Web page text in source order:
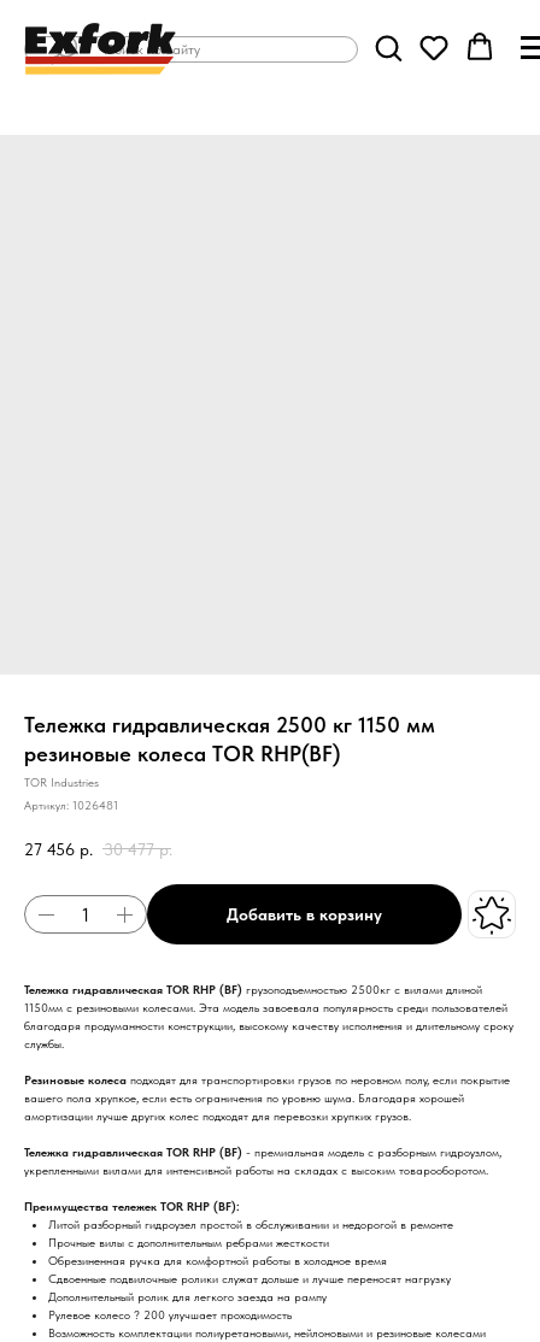
Тележка гидравлическая 2500 кг 1150 мм
резиновые колеса TOR RHP(BF)
TOR Industries
Артикул: 1026481
27 456 р. 30 477 р.
Добавить в корзину
Тележка гидравлическая TOR RHP (BF) грузоподъемностью 2500кг с вилами длиной
1150мм с резиновыми колесами. Эта модель завоевала популярность среди пользователей
благодаря продуманности конструкции, высокому качеству исполнения и длительному сроку
службы.
Резиновые колеса подходят для транспортировки грузов по неровном полу, если покрытие
вашего пола хрупкое, если есть ограничения по уровню шума. Благодаря хорошей
амортизации лучше других колес подходят для перевозки хрупких грузов.
Тележка гидравлическая TOR RHP (BF) - премиальная модель с разборным гидроузлом,
укрепленными вилами для интенсивной работы на складах с высоким товарооборотом.
Преимущества тележек TOR RHP (BF):
Литой разборный гидроузел простой в обслуживании и недорогой в ремонте
Прочные вилы с дополнительным ребрами жесткости
Обрезиненная ручка для комфортной работы в холодное время
Сдвоенные подвилочные ролики служат дольше и лучше переносят нагрузку
Дополнительный ролик для легкого заезда на рампу
Рулевое колесо ? 200 улучшает проходимость
Возможность комплектации полиуретановыми, нейлоновыми и резиновые колесами